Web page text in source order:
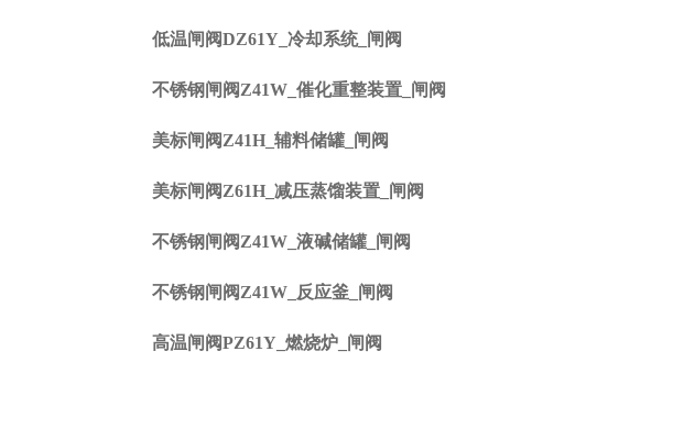
低温闸阀DZ61Y_冷却系统_闸阀
不锈钢闸阀Z41W_催化重整装置_闸阀
美标闸阀Z41H_辅料储罐_闸阀
美标闸阀Z61H_减压蒸馏装置_闸阀
不锈钢闸阀Z41W_液碱储罐_闸阀
不锈钢闸阀Z41W_反应釜_闸阀
高温闸阀PZ61Y_燃烧炉_闸阀